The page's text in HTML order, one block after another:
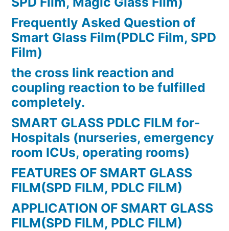
Frequently Asked Question of
Smart Glass Film(PDLC Film, SPD
Film)
the cross link reaction and
coupling reaction to be fulfilled
completely.
SMART GLASS PDLC FILM for-
Hospitals (nurseries, emergency
room ICUs, operating rooms)
FEATURES OF SMART GLASS
FILM(SPD FILM, PDLC FILM)
APPLICATION OF SMART GLASS
FILM(SPD FILM, PDLC FILM)